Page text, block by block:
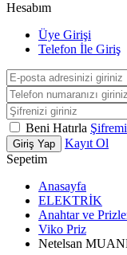
Hesabım
Üye Girişi
Telefon İle Giriş
Beni Hatırla
Giriş Yap
Kayıt Ol
Sepetim
Anasayfa
ELEKTRİK
Anahtar ve
Viko Priz
Netelsan